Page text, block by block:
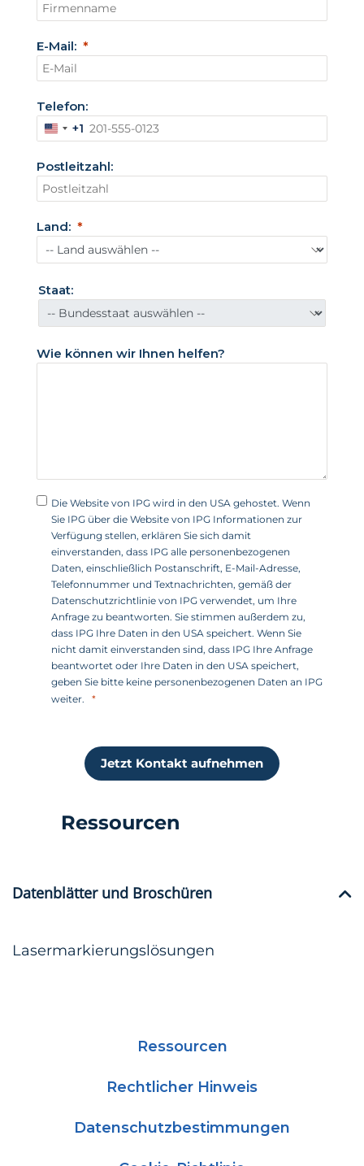
E-Mail:
Telefon:
V
r
e
n
i
t
e
S
t
1
+1
Postleitzahl:
Land:
Staat:
Wie können wir Ihnen helfen?
Die Website von IPG wird in den USA gehostet. Wenn
Sie IPG über die Website von IPG Informationen zur
Verfügung stellen, erklären Sie sich damit
einverstanden, dass IPG alle personenbezogenen
Daten, einschließlich Postanschrift, E-Mail-Adresse,
Telefonnummer und Textnachrichten, gemäß der
Datenschutzrichtlinie von IPG verwendet, um Ihre
Anfrage zu beantworten. Sie stimmen außerdem zu,
dass IPG Ihre Daten in den USA speichert. Wenn Sie
nicht damit einverstanden sind, dass IPG Ihre Anfrage
beantwortet oder Ihre Daten in den USA speichert,
geben Sie bitte keine personenbezogenen Daten an IPG
weiter.
Jetzt Kontakt aufnehmen
Ressourcen
Datenblätter und Broschüren
Lasermarkierungslösungen
Ressourcen
Rechtlicher Hinweis
Datenschutzbestimmungen